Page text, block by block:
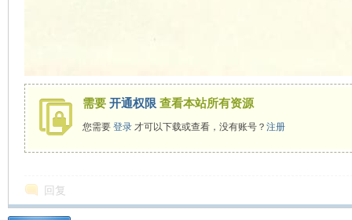
需要 开通权限 查看本站所有资源
您需要 登录才可以下载或查看，没有账号？ 注册
回复